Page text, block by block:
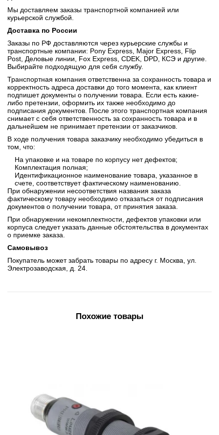
Мы доставляем заказы транспортной компанией или
курьерской службой.
Доставка по России
Заказы по РФ доставляются через курьерские службы и
транспортные компании: Pony Express, Major Express, Flip
Post, Деловые линии, Fox Express, CDEK, DPD, КСЭ и другие.
Выбирайте подходящую для себя службу.
Транспортная компания ответственна за сохранность товара и
корректность адреса доставки до того момента, как клиент
подпишет документы о получении товара. Если есть какие-
либо претензии, оформить их также необходимо до
подписания документов. После этого транспортная компания
снимает с себя ответственность за сохранность товара и в
дальнейшем не принимает претензии от заказчиков.
В ходе получения товара заказчику необходимо убедиться в
том, что:
На упаковке и на товаре по корпусу нет дефектов;
Комплектация полная;
Идентификационное наименование товара, указанное в
счете, соответствует фактическому наименованию.
При обнаружении несоответствия названия заказа
фактическому товару необходимо отказаться от подписания
документов о получении товара, от принятия заказа.
При обнаружении некомплектности, дефектов упаковки или
корпуса следует указать данные обстоятельства в документах
о приемке заказа.
Самовывоз
Покупатель может забрать товары по адресу г. Москва, ул.
Электрозаводская, д. 24.
Похожие товары